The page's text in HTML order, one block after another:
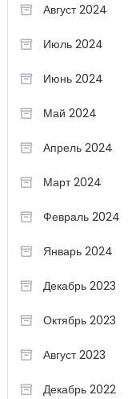
Август 2024
Июль 2024
Июнь 2024
Май 2024
Апрель 2024
Март 2024
Февраль 2024
Январь 2024
Декабрь 2023
Октябрь 2023
Август 2023
Декабрь 2022